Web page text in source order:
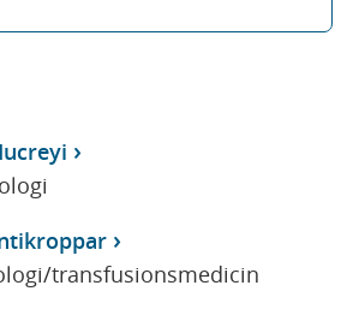
transfusionsmedicin